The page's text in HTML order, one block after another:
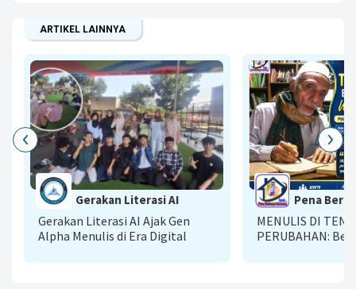
ARTIKEL LAINNYA
Gerakan Literasi AI
Gerakan Literasi AI Ajak Gen
Alpha Menulis di Era Digital
Pena
MENULIS DI
PERUBAHAN: